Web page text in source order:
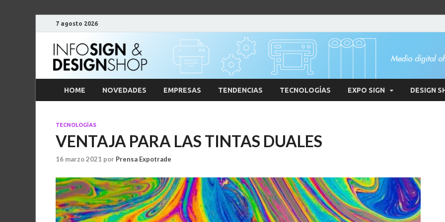
7 agosto 2026
HOME NOVEDADES EMPRESAS TENDENCIAS TECNOLOGÍAS EXPO SIGN DESIGN
TECNOLOGÍAS
VENTAJA PARA LAS TINTAS DUALES
16 marzo 2021 por Prensa Expotrade